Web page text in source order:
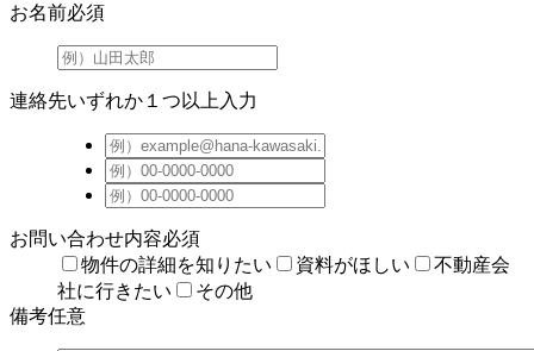
お名前必須
連絡先いずれか１つ以上入力
お問い合わせ内容必須
物件の詳細を知りたい
資料がほしい
不動産会
社に行きたい
その他
備考任意